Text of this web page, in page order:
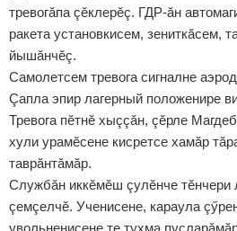
тревогăпа çӗклерӗç. ГДР-ăн
ракета установкисем, зениткăсем,
йышăнчӗç.
Самолетсем тревога сигналне
Çапла эпир лагерный положенире
Тревога пӗтнӗ хыççăн, çӗрле
хули урамӗсене кисретсе хамăр
таврăнтăмăр.
Службăн иккӗмӗш çулӗнче тӗнчери
çемçелчӗ. Ученисене, караула